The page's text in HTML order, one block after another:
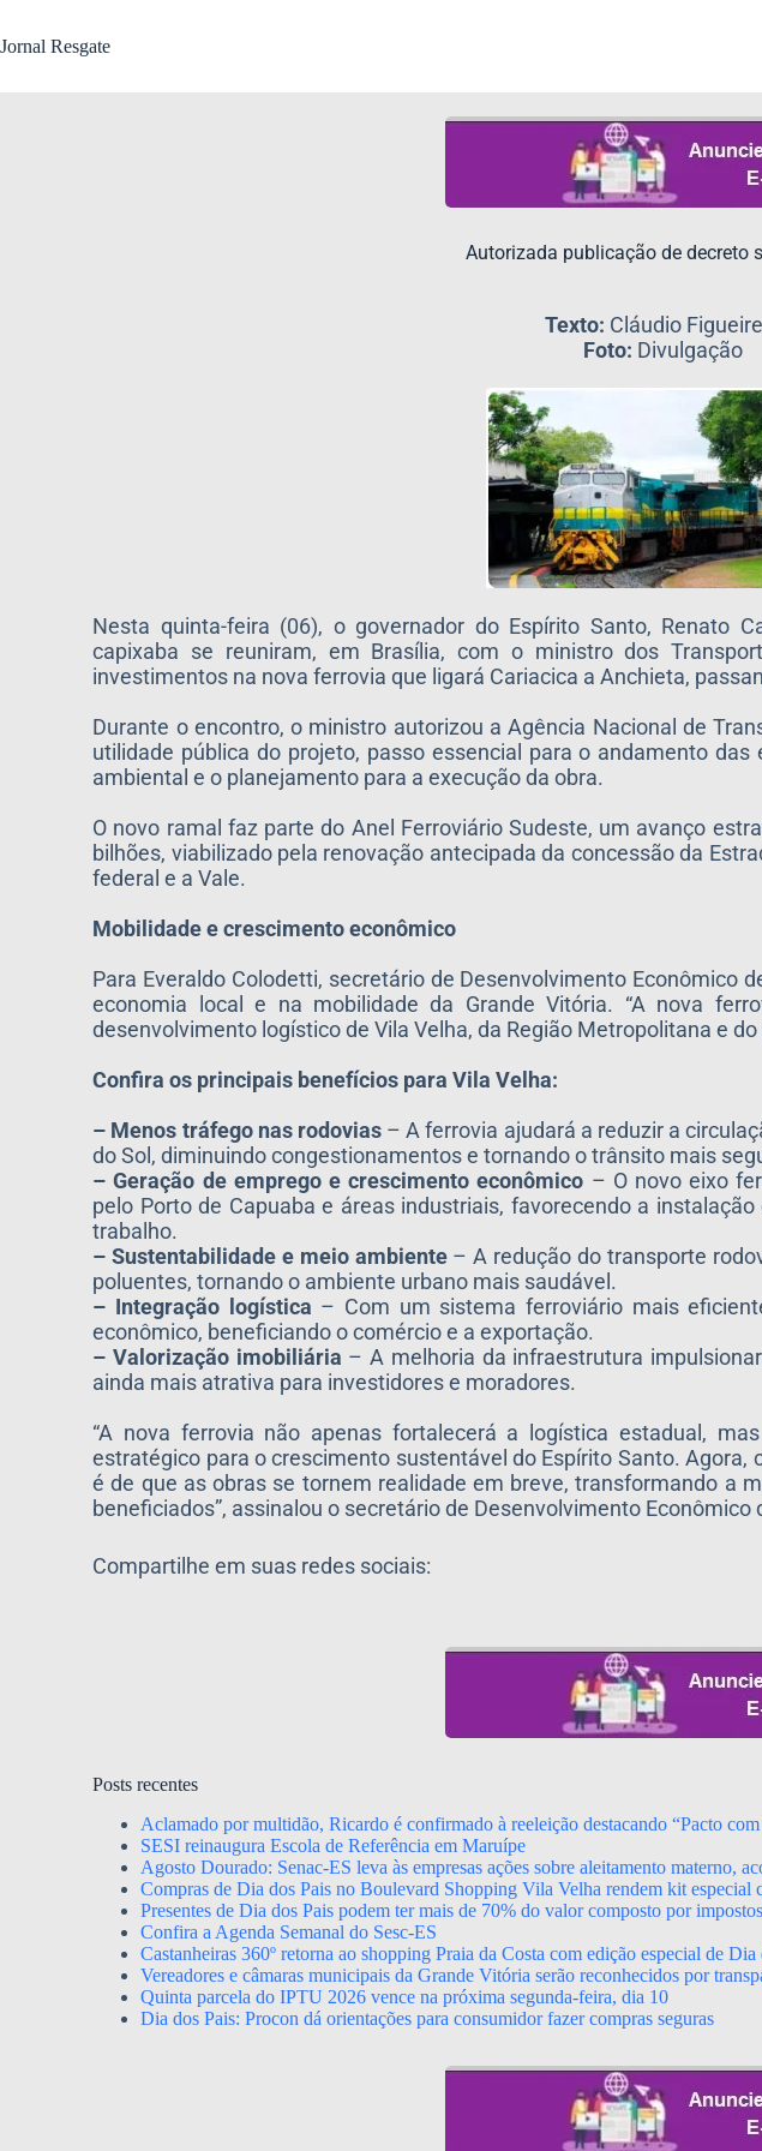
Jornal Resgate
Autorizada publicação de decreto
Texto: Cláudio
Foto: Divulgação
Nesta quinta-feira (06), o governador do Espírito Santo, Renato
capixaba se reuniram, em Brasília, com o ministro dos
investimentos na nova ferrovia que ligará Cariacica a Anchieta,
Durante o encontro, o ministro autorizou a Agência Nacional de
utilidade pública do projeto, passo essencial para o andamento
ambiental e o planejamento para a execução da obra.
O novo ramal faz parte do Anel Ferroviário Sudeste, um avanço
bilhões, viabilizado pela renovação antecipada da concessão da
federal e a Vale.
Mobilidade e crescimento econômico
Para Everaldo Colodetti, secretário de Desenvolvimento Econômico
economia local e na mobilidade da Grande Vitória. “A nova
desenvolvimento logístico de Vila Velha, da Região Metropolitana e
Confira os principais benefícios para Vila Velha:
– Menos tráfego nas rodovias– A ferrovia ajudará a reduzir a
do Sol, diminuindo congestionamentos e tornando o trânsito mais
– Geração de emprego e crescimento econômico – O novo eixo
pelo Porto de Capuaba e áreas industriais, favorecendo a
trabalho.
– Sustentabilidade e meio ambiente– A redução do transporte
poluentes, tornando o ambiente urbano mais saudável.
– Integração logística – Com um sistema ferroviário mais
econômico, beneficiando o comércio e a exportação.
– Valorização imobiliária – A melhoria da infraestrutura
ainda mais atrativa para investidores e moradores.
“A nova ferrovia não apenas fortalecerá a logística estadual,
estratégico para o crescimento sustentável do Espírito Santo. Agora,
é de que as obras se tornem realidade em breve, transformando a
beneficiados”, assinalou o secretário de Desenvolvimento Econômico
Compartilhe em suas redes sociais:
Posts recentes
Aclamado por multidão, Ricardo é confirmado à reeleição destacando “Pacto
SESI reinaugura Escola de Referência em Maruípe
Agosto Dourado: Senac-ES leva às empresas ações sobre aleitamento materno,
Compras de Dia dos Pais no Boulevard Shopping Vila Velha rendem kit especial
Presentes de Dia dos Pais podem ter mais de 70% do valor composto por impostos
Confira a Agenda Semanal do Sesc-ES
Castanheiras 360º retorna ao shopping Praia da Costa com edição especial de Dia
Vereadores e câmaras municipais da Grande Vitória serão reconhecidos por
Quinta parcela do IPTU 2026 vence na próxima segunda-feira, dia 10
Dia dos Pais: Procon dá orientações para consumidor fazer compras seguras